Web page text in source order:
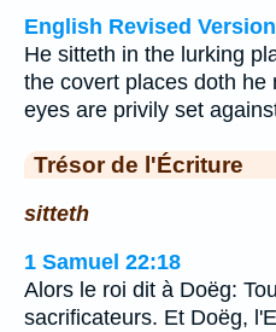
English Revised Version
He sitteth in the lurking
the covert places doth he
eyes are privily set
Trésor de l'Écriture
sitteth
1 Samuel 22:18
Alors le roi dit à Doëg:
sacrificateurs. Et Doëg,